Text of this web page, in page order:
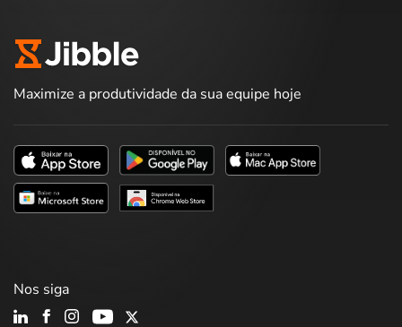
Maximize a produtividade da sua equipe hoje
Nos siga